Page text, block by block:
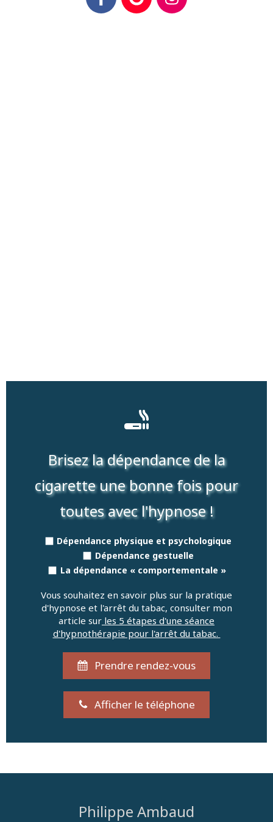
Brisez la dépendance de la
cigarette une bonne fois pour
toutes avec l'hypnose !
Dépendance physique et psychologique
Dépendance gestuelle
La dépendance « comportementale »
Vous souhaitez en savoir plus sur la pratique
d'hypnose et l'arrêt du tabac, consulter mon
article sur les 5 étapes d'une séance
d'hypnothérapie pour l'arrêt du tabac.
Prendre rendez-vous
Afficher le téléphone
Philippe Ambaud